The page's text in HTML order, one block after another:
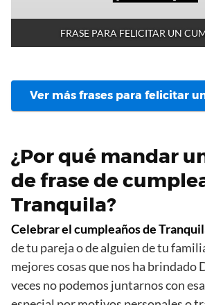
FRASE PARA FELICITAR UN
Ver más frases para felicitar
¿Por qué mandar
de frase de
Tranquila?
Celebrar el cumpleaños de
de tu pareja o de alguien de tu
mejores cosas que nos ha brindado
veces no podemos juntarnos con